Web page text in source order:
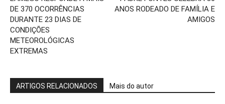
DE 370 OCORRÊNCIAS
DURANTE 23 DIAS DE
CONDIÇÕES
METEOROLÓGICAS
EXTREMAS
ANOS RODEADO DE FAMÍLIA E
AMIGOS
ARTIGOS RELACIONADOS Mais do autor